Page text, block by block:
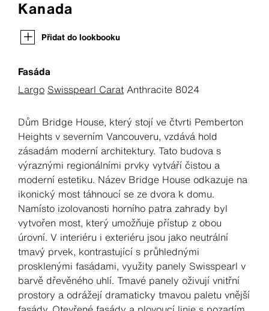
Kanada
Přidat do lookbooku
Fasáda
Largo Swisspearl Carat Anthracite 8024
Dům Bridge House, který stojí ve čtvrti Pemberton
Heights v severním Vancouveru, vzdává hold
zásadám moderní architektury. Tato budova s
výraznými regionálními prvky vytváří čistou a
moderní estetiku. Název Bridge House odkazuje na
ikonický most táhnoucí se ze dvora k domu.
Namísto izolovanosti horního patra zahrady byl
vytvořen most, který umožňuje přístup z obou
úrovní. V interiéru i exteriéru jsou jako neutrální
tmavý prvek, kontrastující s průhlednými
prosklenými fasádami, využity panely Swisspearl v
barvě dřevěného uhlí. Tmavé panely oživují vnitřní
prostory a odrážejí dramaticky tmavou paletu vnější